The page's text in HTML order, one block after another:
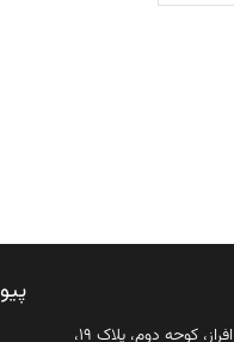
تهران، خیابان شهید بهشتی، خیابان سرافراز، کوچه دوم، پلاک ۱۹،